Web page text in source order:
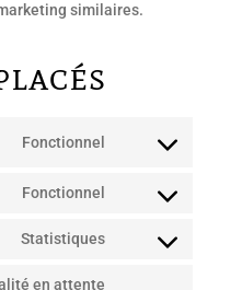
similaires.
Fonctionnel
Consent
google-
Fonctionnel
Consent
Statistiques
Consent
en attente